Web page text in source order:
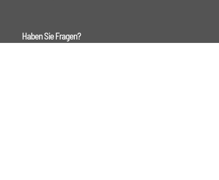
Haben Sie Fragen?